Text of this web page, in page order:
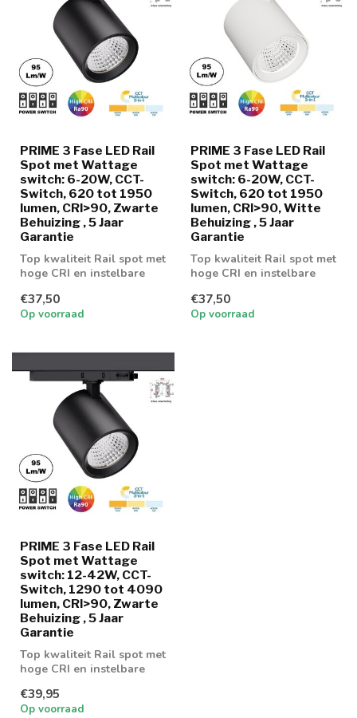
PRIME 3 Fase LED Rail
Spot met Wattage
switch: 6-20W, CCT-
Switch, 620 tot 1950
lumen, CRI>90, Zwarte
Behuizing , 5 Jaar
Garantie
Top kwaliteit Rail spot met
hoge CRI en instelbare
€37,50
Op voorraad
PRIME 3 Fase LED Rail
Spot met Wattage
switch: 6-20W, CCT-
Switch, 620 tot 1950
lumen, CRI>90, Witte
Behuizing , 5 Jaar
Garantie
Top kwaliteit Rail spot met
hoge CRI en instelbare
€37,50
Op voorraad
PRIME 3 Fase LED Rail
Spot met Wattage
switch: 12-42W, CCT-
Switch, 1290 tot 4090
lumen, CRI>90, Zwarte
Behuizing , 5 Jaar
Garantie
Top kwaliteit Rail spot met
hoge CRI en instelbare
€39,95
Op voorraad